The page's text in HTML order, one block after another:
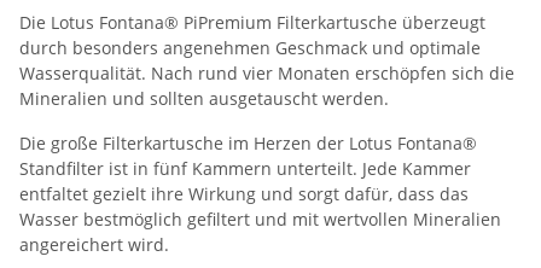
Die Lotus Fontana® PiPremium Filterkartusche überzeugt
durch besonders angenehmen Geschmack und optimale
Wasserqualität. Nach rund vier Monaten erschöpfen sich die
Mineralien und sollten ausgetauscht werden.
Die große Filterkartusche im Herzen der Lotus Fontana®
Standfilter ist in fünf Kammern unterteilt. Jede Kammer
entfaltet gezielt ihre Wirkung und sorgt dafür, dass das
Wasser bestmöglich gefiltert und mit wertvollen Mineralien
angereichert wird.